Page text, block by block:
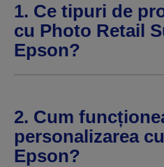
1. Ce tipuri de
cu Photo Retail
Epson?
2. Cum
personalizarea
Epson?